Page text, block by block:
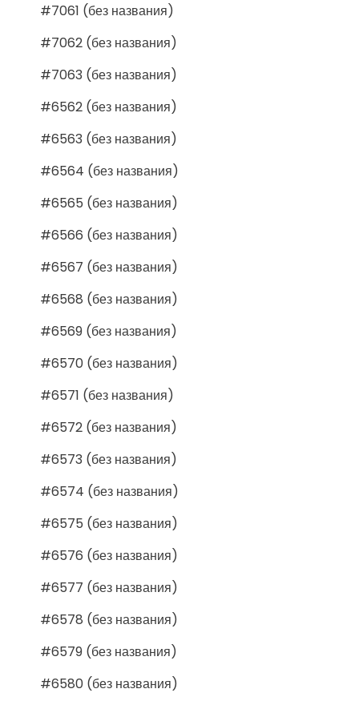
#7061 (без названия)
#7062 (без названия)
#7063 (без названия)
#6562 (без названия)
#6563 (без названия)
#6564 (без названия)
#6565 (без названия)
#6566 (без названия)
#6567 (без названия)
#6568 (без названия)
#6569 (без названия)
#6570 (без названия)
#6571 (без названия)
#6572 (без названия)
#6573 (без названия)
#6574 (без названия)
#6575 (без названия)
#6576 (без названия)
#6577 (без названия)
#6578 (без названия)
#6579 (без названия)
#6580 (без названия)